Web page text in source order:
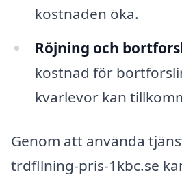
kostnaden öka.
Röjning och
kostnad för
kvarlevor kan
Genom att använda
trdfllning-pris-1kbc.se